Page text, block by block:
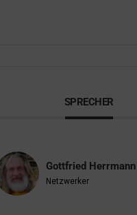
SPRECHER
Gottfried Herrmann
Netzwerker